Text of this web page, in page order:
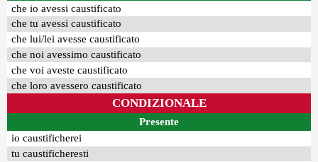
che io avessi caustificato
che tu avessi caustificato
che lui/lei avesse caustificato
che noi avessimo caustificato
che voi aveste caustificato
che loro avessero caustificato
CONDIZIONALE
Presente
io caustificherei
tu caustificheresti